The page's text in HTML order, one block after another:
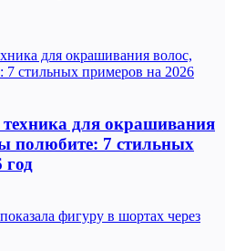
для окрашивания
полюбите: 7 стильных
год